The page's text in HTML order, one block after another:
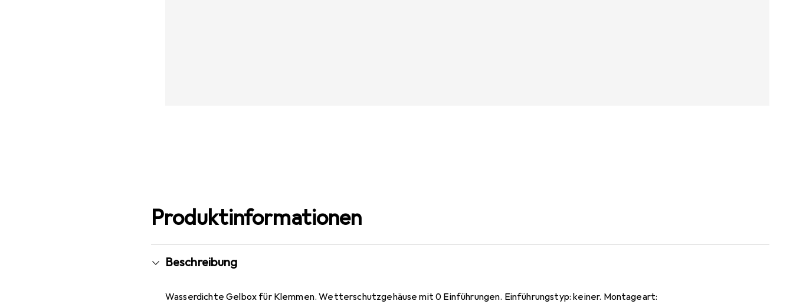
Produktinformationen
Beschreibung
Wasserdichte Gelbox für Klemmen. Wetterschutzgehäuse mit 0 Einführungen. Einführungstyp: keiner. Montageart: